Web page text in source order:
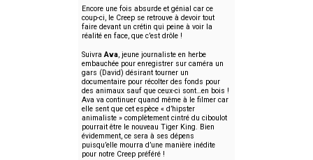
Encore une fois absurde et génial car ce
coup-ci, le Creep se retrouve à devoir tout
faire devant un crétin qui peine à voir la
réalité en face, que c’est drôle !
SuivraAva, jeune journaliste en herbe
embauchée pour enregistrer sur caméra un
gars (David) désirant tourner un
documentaire pour récolter des fonds pour
des animaux sauf que ceux-ci sont…en bois !
Ava va continuer quand même à le filmer car
elle sent que cet espèce « d’hipster
animaliste » complètement cintré du ciboulot
pourrait être le nouveau Tiger King. Bien
évidemment, ce sera à ses dépens
puisqu’elle mourra d’une manière inédite
pour notre Creep préféré !